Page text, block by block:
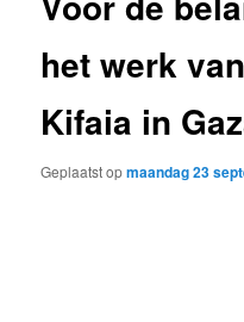
het werk
Kifaia in
Geplaatst opmaandag 23